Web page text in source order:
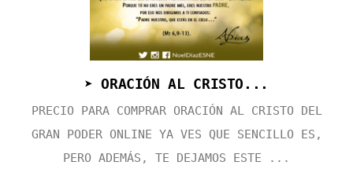
➤ ORACIÓN AL CRISTO...
PRECIO PARA COMPRAR ORACIÓN AL CRISTO DEL
GRAN PODER ONLINE YA VES QUE SENCILLO ES,
PERO ADEMÁS, TE DEJAMOS ESTE ...